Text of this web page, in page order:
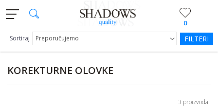
0
KOREKTURNE OLOVKE
Sortiraj FILTERI
3 proizvoda